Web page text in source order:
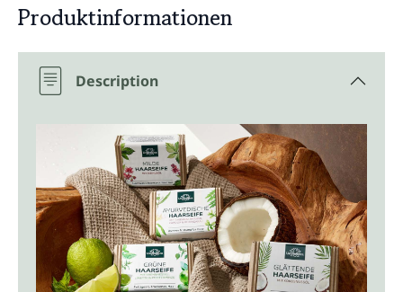
Produktinformationen
Description